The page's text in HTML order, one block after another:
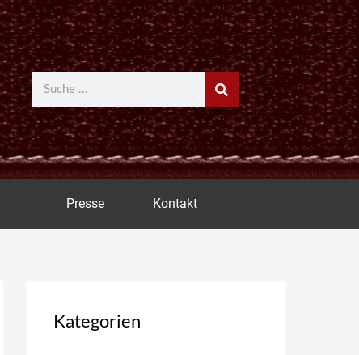
Suche
Presse Kontakt
Kategorien